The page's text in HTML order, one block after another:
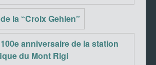
la “Croix Gehlen”
anniversaire de la station
du Mont Rigi